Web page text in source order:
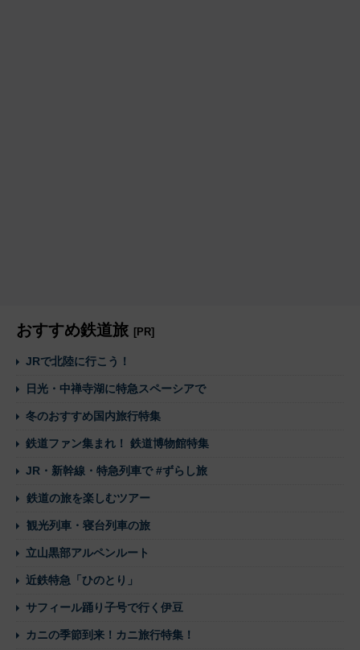
おすすめ鉄道旅 [PR]
JRで北陸に行こう！
日光・中禅寺湖に特急スペーシアで
冬のおすすめ国内旅行特集
鉄道ファン集まれ！ 鉄道博物館特集
JR・新幹線・特急列車で #ずらし旅
鉄道の旅を楽しむツアー
観光列車・寝台列車の旅
立山黒部アルペンルート
近鉄特急「ひのとり」
サフィール踊り子号で行く伊豆
カニの季節到来！カニ旅行特集！